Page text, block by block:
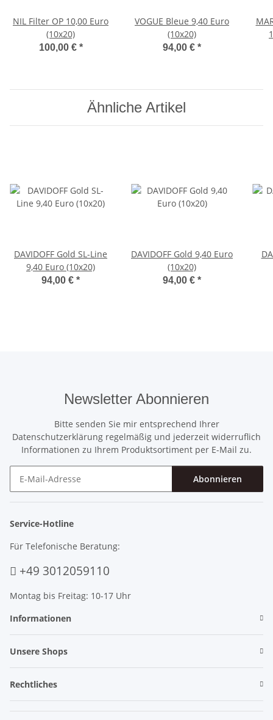
NIL Filter OP 10,00 Euro
(10x20)
100,00 € *
VOGUE Bleue 9,40 Euro
(10x20)
94,00 € *
Ähnliche Artikel
DAVIDOFF Gold SL-Line
9,40 Euro (10x20)
94,00 € *
DAVIDOFF Gold 9,40 Euro
(10x20)
94,00 € *
Newsletter Abonnieren
Bitte senden Sie mir entsprechend Ihrer
Datenschutzerklärung regelmäßig und jederzeit widerruflich
Informationen zu Ihrem Produktsortiment per E-Mail zu.
Abonnieren
Service-Hotline
Für Telefonische Beratung:
+49 3012059110
Montag bis Freitag: 10-17 Uhr
Informationen
Unsere Shops
Rechtliches